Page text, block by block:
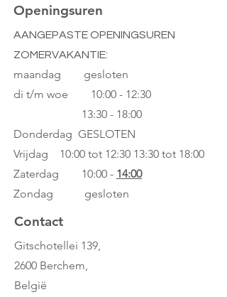
schriften, een agenda en twee etuis.
beschermd in het gewatteerde vak dat
hiervoor is voorzien.
De dubbele rits is laag aan de
zijkanten voor een gemakkelijke
Het grote voorvak biedt extra
opbergruimte en is voorzien van een
karabijnhaak om je sleutelbos aan te
hangen.
Openingsuren
AANGEPASTE OPENINGSUREN
ZOMERVAKANTIE:
maandag gesloten
di t/m woe 10:00 - 12:30
13:30 - 18:00
Donderdag GESLOTEN
Vrijdag 10:00 tot 12:30 13:30 tot 18:00
Zaterdag 10:00 - 14:00
Zondag gesloten
Contact
Gitschotellei 139,
2600 Berchem,
België